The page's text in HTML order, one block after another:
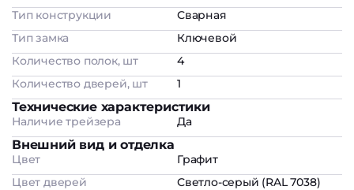
Тип конструкции
Сварная
Тип замка
Ключевой
Количество полок, шт
4
Количество дверей, шт
1
Технические характеристики
Наличие трейзера Да
Внешний вид и отделка
Цвет
Графит
Цвет дверей
Светло-серый (RAL 7038)